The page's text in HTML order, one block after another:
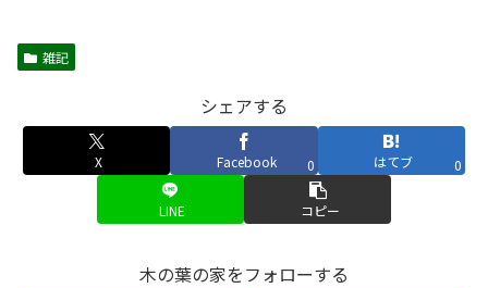
雑記
シェアする
X Facebook 0 はてブ 0
LINE コピー
木の葉の家をフォローする